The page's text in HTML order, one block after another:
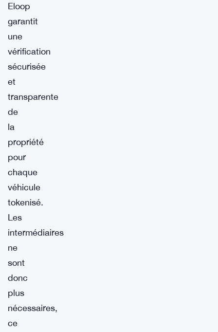
Eloop
garantit
une
vérification
sécurisée
et
transparente
de
la
propriété
pour
chaque
véhicule
tokenisé.
Les
intermédiaires
ne
sont
donc
plus
nécessaires,
ce